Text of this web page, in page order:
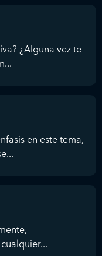
¿Alguna vez te
en este tema,